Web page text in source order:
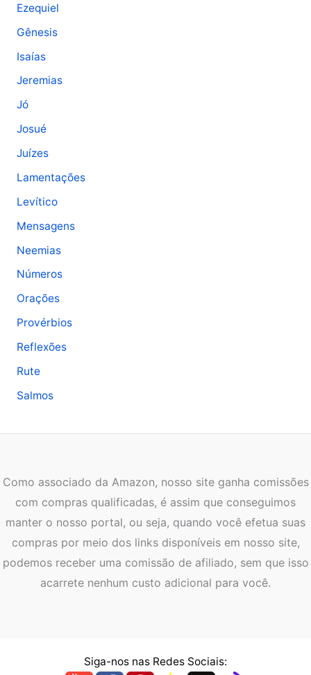
Ezequiel
Gênesis
Isaías
Jeremias
Jó
Josué
Juízes
Lamentações
Levítico
Mensagens
Neemias
Números
Orações
Provérbios
Reflexões
Rute
Salmos
Como associado da Amazon, nosso site ganha comissões
com compras qualificadas, é assim que conseguimos
manter o nosso portal, ou seja, quando você efetua suas
compras por meio dos links disponíveis em nosso site,
podemos receber uma comissão de afiliado, sem que isso
acarrete nenhum custo adicional para você.
Siga-nos nas Redes Sociais: